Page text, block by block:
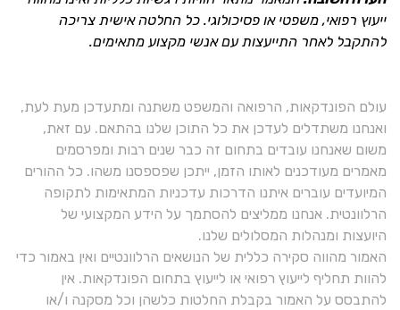
ייעוץ רפואי, משפטי או פסיכולוגי. כל החלטה אישית צריכה
להתקבל לאחר התייעצות עם אנשי מקצוע מתאימים.
עולם הפונדקאות, הרפואה והמשפט משתנה ומתעדכן מעת לעת,
ואנחנו משתדלים לעדכן את כל התוכן שלנו בהתאם. עם זאת,
משום שאנחנו עובדים בתחום זה כבר שנים רבות ומפרסמים
מאמרים מעודכנים לאותו הזמן, ייתכן שפספסנו משהו. כל ההורים
המיועדים עוברים איתנו הדרכות עדכניות המתאימות לתקופה
הרלוונטית. אנחנו ממליצים להסתמך על הידע המקצועי של
היועצות ומנהלות המסלולים שלנו.
האמור מהווה סקירה כללית של הנושאים הרלוונטיים ואין באמור כדי
להוות תחליף לייעוץ רפואי או לייעוץ בתחום הפונדקאות. אין
להתבסס על האמור בקבלת החלטות כלשהן וכל מסקנה ו/או